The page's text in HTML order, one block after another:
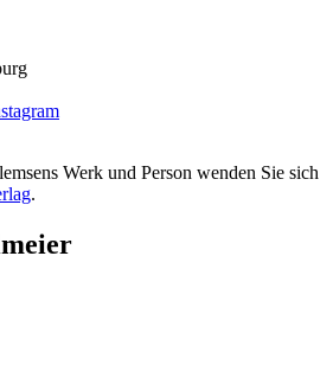
Werk und Person wenden Sie sich
.